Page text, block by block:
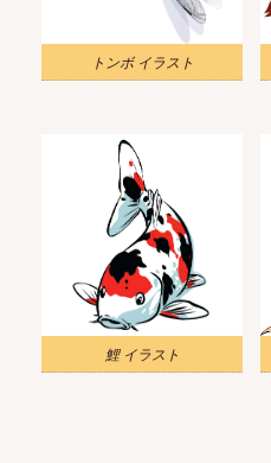
トンボ イラスト
鯉 イラスト